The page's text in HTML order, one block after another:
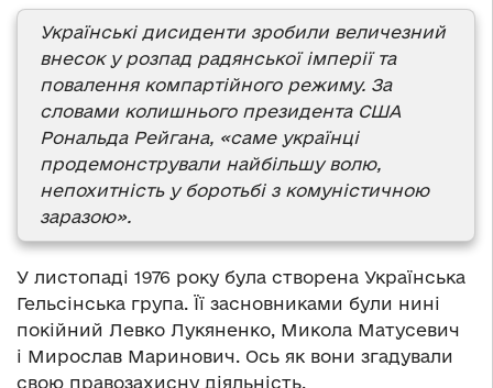
Українські дисиденти зробили величезний
внесок у розпад радянської імперії та
повалення компартійного режиму. За
словами колишнього президента США
Рональда Рейгана, «саме українці
продемонстрували найбільшу волю,
непохитність у боротьбі з комуністичною
заразою».
У листопаді 1976 року була створена Українська
Гельсінська група. Її засновниками були нині
покійний Левко Лукяненко, Микола Матусевич
і Мирослав Маринович. Ось як вони згадували
свою правозахисну діяльність.